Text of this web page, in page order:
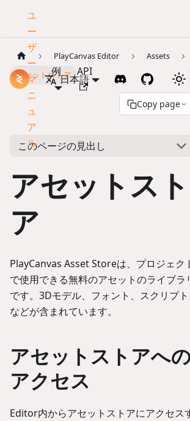
ドキュメント
ユ
ー
ザ
ー
マ
ニ
ュ
ア
ル
例 API
日本語
PlayCanvas Editor
Assets
アセットストア
Copy page
このページの見出し
アセットスト
ア
PlayCanvas Asset Storeは、プロジェク
で使用できる無料のアセットのライブラ
です。3Dモデル、フォント、スクリプト
などが含まれています。
アセットストアへの
アクセス
Editor内からアセットストアにアクセス